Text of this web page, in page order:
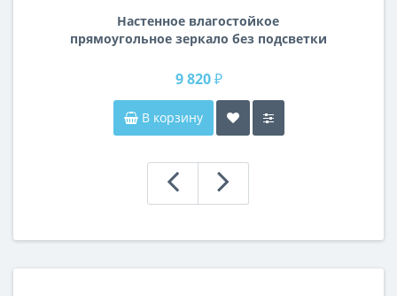
Настенное влагостойкое
прямоугольное зеркало без подсветки
9 820 ₽
В корзину